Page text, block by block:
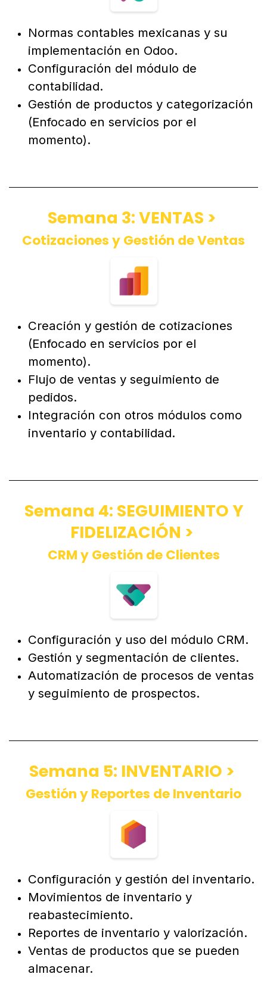
Normas contables mexicanas y su
implementación en Odoo.
Configuración del módulo de
contabilidad.
Gestión de productos y categorización
(Enfocado en servicios por el
momento).
Semana 3: VENTAS >
Cotizaciones y Gestión de Ventas
Creación y gestión de cotizaciones
(Enfocado en servicios por el
momento).
Flujo de ventas y seguimiento de
pedidos.
Integración con otros módulos como
inventario y contabilidad.
Semana 4: SEGUIMIENTO Y
FIDELIZACIÓN >
CRM y Gestión de Clientes
Configuración y uso del módulo CRM.
Gestión y segmentación de clientes.
Automatización de procesos de ventas
y seguimiento de prospectos.
Semana 5: INVENTARIO >
Gestión y Reportes de Inventario
Configuración y gestión del inventario.
Movimientos de inventario y
reabastecimiento.
Reportes de inventario y valorización.
Ventas de productos que se pueden
almacenar.